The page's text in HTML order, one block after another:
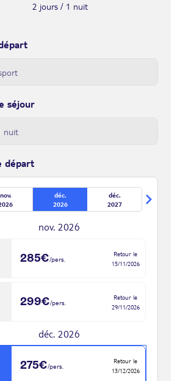
2 jours / 1 nuit
séjour
départ
nov.
déc.
2026
déc.
2027
nov. 2026
285€/pers.
Retour le
15/11/2026
299€/pers.
Retour le
29/11/2026
déc. 2026
275€/pers.
Retour le
13/12/2026